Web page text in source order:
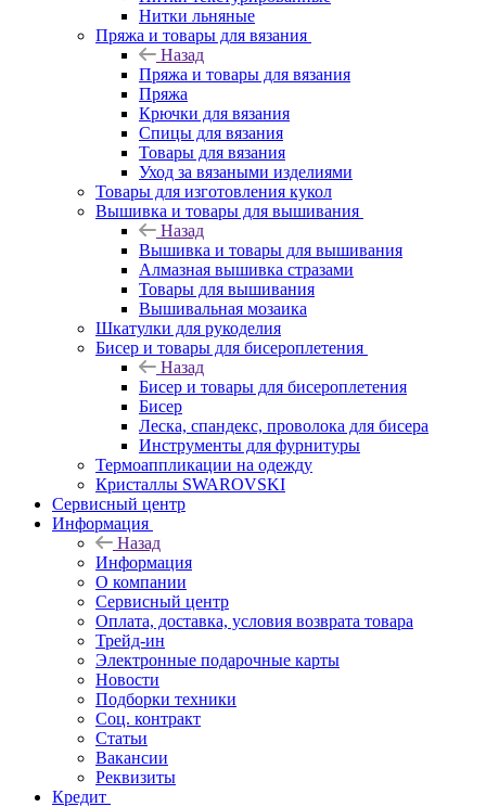
Нитки льняные
Пряжа и товары для вязания
Назад
Пряжа и товары для вязания
Пряжа
Крючки для вязания
Спицы для вязания
Товары для вязания
Уход за вязаными изделиями
Товары для изготовления кукол
Вышивка и товары для вышивания
Назад
Вышивка и товары для вышивания
Алмазная вышивка стразами
Товары для вышивания
Вышивальная мозаика
Шкатулки для рукоделия
Бисер и товары для бисероплетения
Назад
Бисер и товары для бисероплетения
Бисер
Леска, спандекс, проволока для бисера
Инструменты для фурнитуры
Термоаппликации на одежду
Кристаллы SWAROVSKI
Сервисный центр
Информация
Назад
Информация
О компании
Сервисный центр
Оплата, доставка, условия возврата товара
Трейд-ин
Электронные подарочные карты
Новости
Подборки техники
Соц. контракт
Статьи
Вакансии
Реквизиты
Кредит